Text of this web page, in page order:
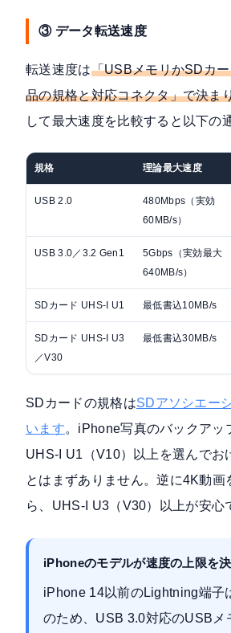
③ データ転送速度
転送速度は「USBメモリかSDカ
品の規格と対応コネクタ」で決ま
して最大速度を比較すると以下の
規格 理論最大速度
USB 2.0
480Mbps（実効
60MB/s）
USB 3.0／3.2 Gen1
5Gbps（実効最大
640MB/s）
SDカード UHS-I U1 最低書込10MB/s
SDカード UHS-I U3
／V30
最低書込30MB/s
SDカードの規格はSDアソシエー
います。iPhone写真のバックアッ
UHS-I U1（V10）以上を選んでお
とはまずありません。逆に4K動画
ら、UHS-I U3（V30）以上が安心
iPhoneのモデルが速度の上限を
iPhone 14以前のLightning端子
のため、USB 3.0対応のUSBメ